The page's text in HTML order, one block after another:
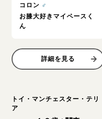
コロン ♂
お膝大好きマイペースく
ん
詳細を見る
トイ・マンチェスター・テリ
ア